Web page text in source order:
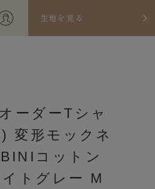
生地を見る
ーダーTシャ
変形モックネ
コットン
トグレー M